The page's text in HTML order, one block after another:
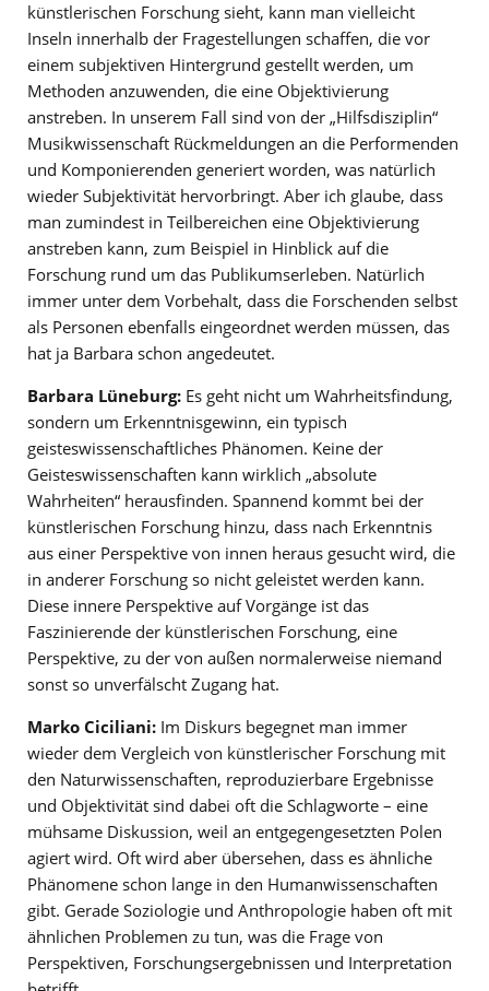
künstlerischen Forschung sieht, kann man vielleicht
Inseln innerhalb der Fragestellungen schaffen, die vor
einem subjektiven Hintergrund gestellt werden, um
Methoden anzuwenden, die eine Objektivierung
anstreben. In unserem Fall sind von der „Hilfsdisziplin“
Musikwissenschaft Rückmeldungen an die Performenden
und Komponierenden generiert worden, was natürlich
wieder Subjektivität hervorbringt. Aber ich glaube, dass
man zumindest in Teilbereichen eine Objektivierung
anstreben kann, zum Beispiel in Hinblick auf die
Forschung rund um das Publikumserleben. Natürlich
immer unter dem Vorbehalt, dass die Forschenden selbst
als Personen ebenfalls eingeordnet werden müssen, das
hat ja Barbara schon angedeutet.
Barbara Lüneburg: Es geht nicht um Wahrheitsfindung,
sondern um Erkenntnisgewinn, ein typisch
geisteswissenschaftliches Phänomen. Keine der
Geisteswissenschaften kann wirklich „absolute
Wahrheiten“ herausfinden. Spannend kommt bei der
künstlerischen Forschung hinzu, dass nach Erkenntnis
aus einer Perspektive von innen heraus gesucht wird, die
in anderer Forschung so nicht geleistet werden kann.
Diese innere Perspektive auf Vorgänge ist das
Faszinierende der künstlerischen Forschung, eine
Perspektive, zu der von außen normalerweise niemand
sonst so unverfälscht Zugang hat.
Marko Ciciliani: Im Diskurs begegnet man immer
wieder dem Vergleich von künstlerischer Forschung mit
den Naturwissenschaften, reproduzierbare Ergebnisse
und Objektivität sind dabei oft die Schlagworte – eine
mühsame Diskussion, weil an entgegengesetzten Polen
agiert wird. Oft wird aber übersehen, dass es ähnliche
Phänomene schon lange in den Humanwissenschaften
gibt. Gerade Soziologie und Anthropologie haben oft mit
ähnlichen Problemen zu tun, was die Frage von
Perspektiven, Forschungsergebnissen und Interpretation